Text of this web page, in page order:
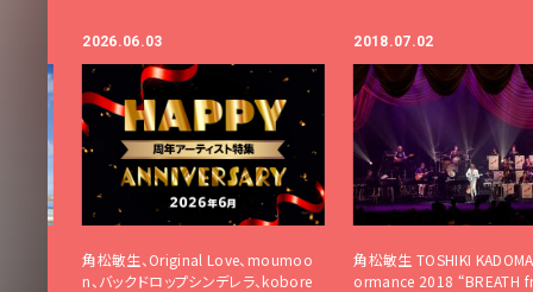
2026.06.03
角松敏生、Original Love、moumoo
n、バックドロップシンデレラ、kobore
2018.07.02
角松敏生 TOSHIKI
ormance 2018 “BREATH